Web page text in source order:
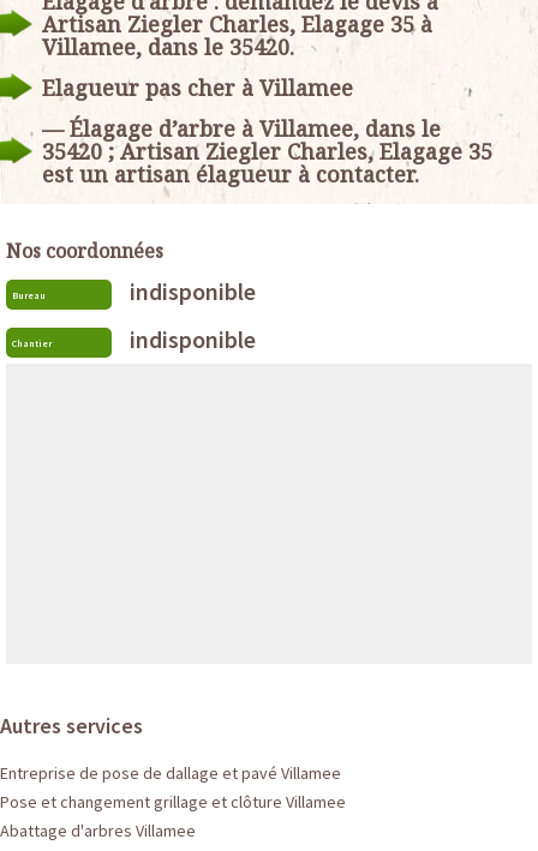
Artisan Ziegler Charles, Elagage 35 à
Villamee, dans le 35420.
Elagueur pas cher à Villamee
— Élagage d’arbre à Villamee, dans le
35420 ; Artisan Ziegler Charles, Elagage 35
est un artisan élagueur à contacter.
Nos coordonnées
Bureau indisponible
Chantier indisponible
Autres services
Entreprise de pose de dallage et pavé Villamee
Pose et changement grillage et clôture Villamee
Abattage d'arbres Villamee